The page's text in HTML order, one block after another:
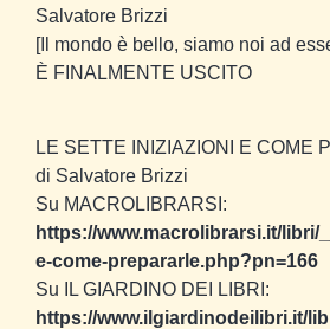
Salvatore Brizzi
[Il mondo è bello, siamo noi ad
È FINALMENTE USCITO
LE SETTE INIZIAZIONI E COME
di Salvatore Brizzi
Su MACROLIBRARSI:
https://www.macrolibrarsi.it/libri/
e-come-prepararle.php?pn=166
Su IL GIARDINO DEI LIBRI:
https://www.ilgiardinodeilibri.it/